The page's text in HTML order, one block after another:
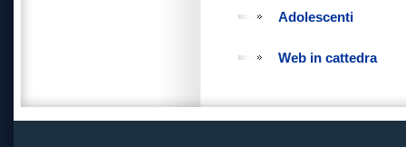
Adolescenti
Web in cattedra